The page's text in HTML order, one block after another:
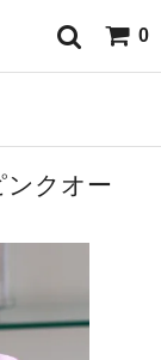
0
ンクオー